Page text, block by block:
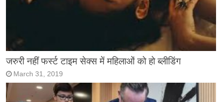
जरुरी नहीं फर्स्ट टाइम सेक्स में महिलाओं को हो ब्लीडिंग
March 31, 2019